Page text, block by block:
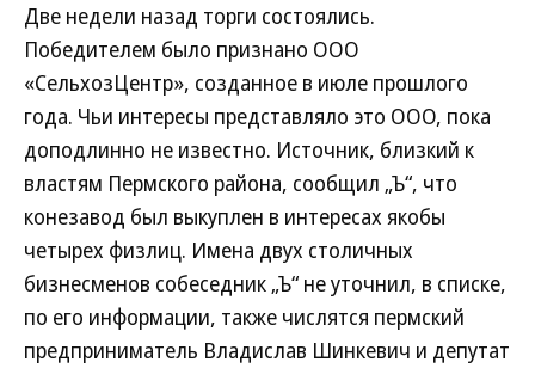
Две недели назад торги состоялись.
Победителем было признано ООО
«СельхозЦентр», созданное в июле прошлого
года. Чьи интересы представляло это ООО, пока
доподлинно не известно. Источник, близкий к
властям Пермского района, сообщил „Ъ“, что
конезавод был выкуплен в интересах якобы
четырех физлиц. Имена двух столичных
бизнесменов собеседник „Ъ“ не уточнил, в списке,
по его информации, также числятся пермский
предприниматель Владислав Шинкевич и депутат